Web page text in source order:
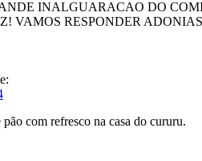
INALGUARACAO DO
RESPONDER
com refresco na casa do cururu.